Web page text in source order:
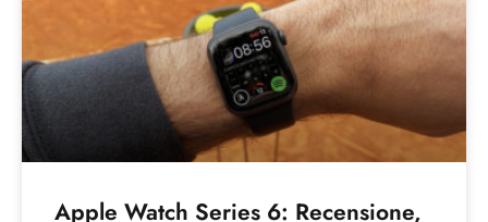
Apple Watch Series 6: Recensione,